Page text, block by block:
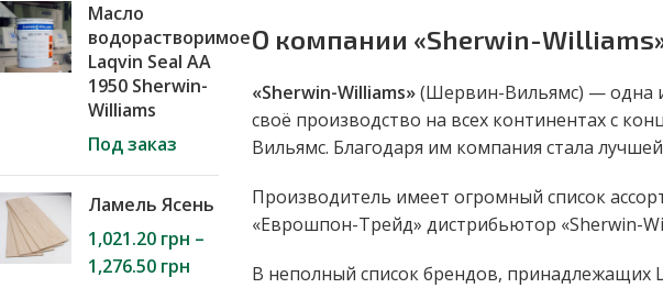
Масло
водорастворимое
Laqvin Seal АА
1950 Sherwin-
Williams
Под заказ
Ламель Ясень
1,021.20 грн –
1,276.50 грн
О компании «Sherwin-
«Sherwin-Williams»(Шервин-Вильямс) — одна
своё производство на всех континентах с
Вильямс. Благодаря им компания стала
Производитель имеет огромный список
«Еврошпон-Трейд» дистрибьютор «Sherwin-
В неполный список брендов, принадлежащих